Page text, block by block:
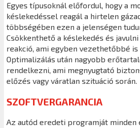
Egyes típusoknál előfordul, hogy a
késlekedéssel reagál a hirtelen
többségében ezen a jelenségen
Csökkenthető a késlekedés és
reakció, ami egyben vezethetőbbé
Optimalizálás után nagyobb
rendelkezni, ami megnyugtató
előzés vagy váratlan szituáció során.
SZOFTVERGARANCIA
Az autód eredeti programját minden